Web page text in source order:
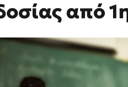
από